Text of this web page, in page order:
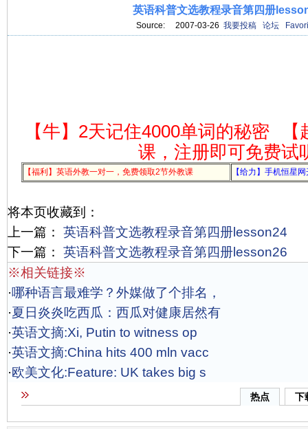
英语科普文选教程录音第四册
Source: 2007-03-26 我要投稿 论坛
【牛】2天记住4000单词的秘密
课，注册即可免费试
【福利】英语外教一对一，免费领取2节外教课 【给力】手机恒星
将本页收藏到：
上一篇：
英语科普文选教程录音第四册lesson24
下一篇：
英语科普文选教程录音第四册lesson26
※相关链接※
·哪种语言最难学？外媒做了个排名，
·夏日炎炎吃西瓜：西瓜对健康居然有
·英语文摘:Xi, Putin to witness op
·英语文摘:China hits 400 mln vacc
·欧美文化:Feature: UK takes big s
热点 下